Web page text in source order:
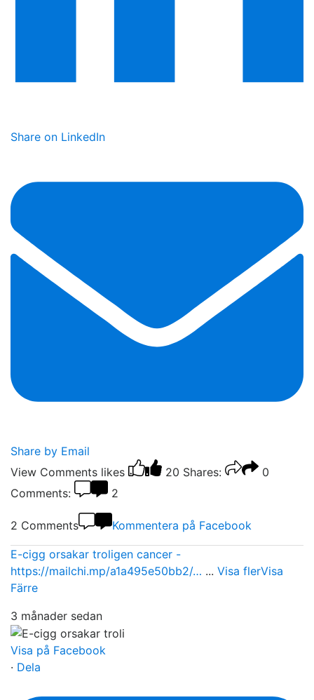
Share on LinkedIn
Share by Email
View Comments likes 20 Shares:
0
Comments:
2
2 Comments Kommentera på Facebook
E-cigg orsakar troligen cancer -
https://mailchi.mp/a1a495e50bb2/… ... Visa flerVisa
Färre
3 månader sedan
Visa på Facebook
· Dela